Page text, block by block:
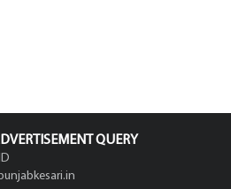
QUERY